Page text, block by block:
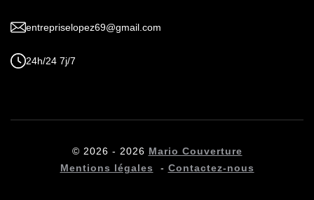
entrepriselopez69@gmail.com
24h/24 7j/7
© 2026 - 2026 Mario Couverture
Mentions légales - Contactez-nous